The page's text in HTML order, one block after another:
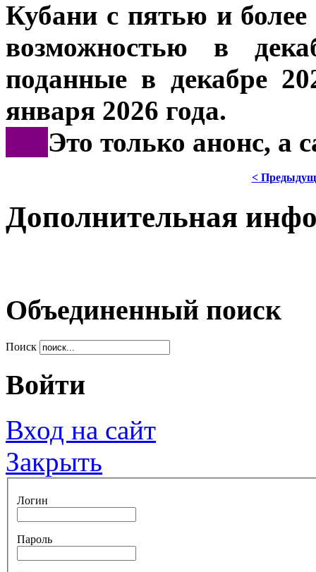
Кубани с пятью и более
возможностью в
поданные в декабре
января 2026 года.
Это только анонс, а
<
Дополнительная
Объединенный поиск
Поиск
Войти
Вход на сайт
Закрыть
Логин
Пароль